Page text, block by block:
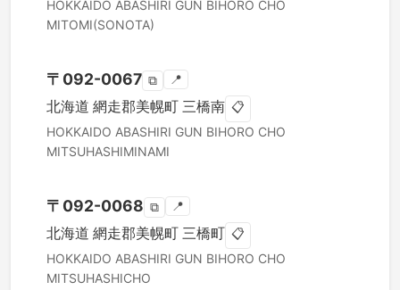
HOKKAIDO ABASHIRI GUN BIHORO CHO
MITOMI(SONOTA)
〒 092-0067 ⧉ 📍
北海道 網走郡美幌町 三橋南 📋
HOKKAIDO ABASHIRI GUN BIHORO CHO
MITSUHASHIMINAMI
〒 092-0068 ⧉ 📍
北海道 網走郡美幌町 三橋町 📋
HOKKAIDO ABASHIRI GUN BIHORO CHO
MITSUHASHICHO